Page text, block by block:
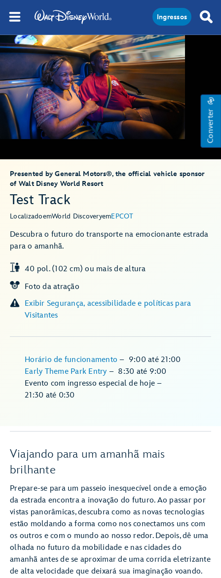
Ingressos
Converter
Test Track
Presented by General Motors®, the official vehicle sponsor
of Walt Disney World Resort
LocalizadoemWorld DiscoveryemEPCOT
Descubra o futuro do transporte na emocionante estrada
para o amanhã.
40 pol. (102 cm) ou mais de altura
Foto da atração
Exibir Segurança, acessibilidade e políticas para
Visitantes
Early Theme Park Entry – 8:30 até 9:00
Horário de funcionamento– 9:00 até 21:00
Evento com ingresso especial de hoje–
21:30 até 0:30
Viajando para um amanhã mais
brilhante
Prepare-se para um passeio inesquecível onde a emoção
da estrada encontra a inovação do futuro. Ao passar por
vistas panorâmicas, descubra como as novas tecnologias
estão moldando a forma como nos conectamos uns com
os outros e com o mundo ao nosso redor. Depois, dê uma
olhada no futuro da mobilidade e nas cidades do
amanhã antes de se aproximar de uma corrida eletrizante
de alta velocidade que deixará sua imaginação voando.